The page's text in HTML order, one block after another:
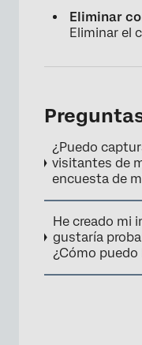
Eliminar
Eliminar el
¿Puedo
visitantes de
encuesta de
He creado mi
gustaría
¿Cómo puedo